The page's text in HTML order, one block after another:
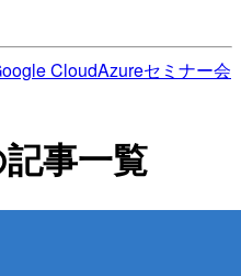
CloudAzureセミナー会
事一覧